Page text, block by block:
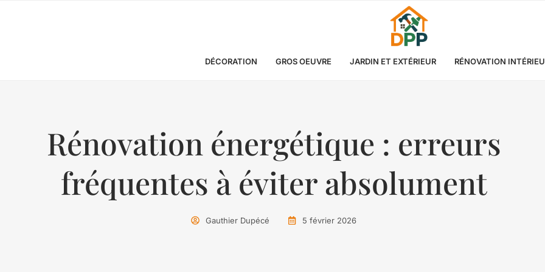
DÉCORATION GROS OEUVRE JARDIN ET EXTÉRIEUR RÉNOVATION
Rénovation énergétique : erreurs
fréquentes à éviter absolument
Gauthier Dupécé 5 février 2026